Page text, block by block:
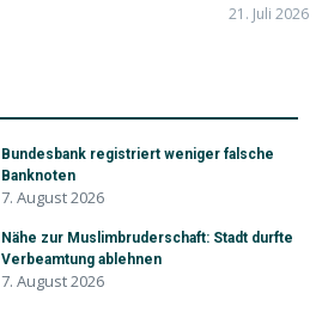
21. Juli 2026
Bundesbank registriert weniger falsche
Banknoten
7. August 2026
Nähe zur Muslimbruderschaft: Stadt durfte
Verbeamtung ablehnen
7. August 2026